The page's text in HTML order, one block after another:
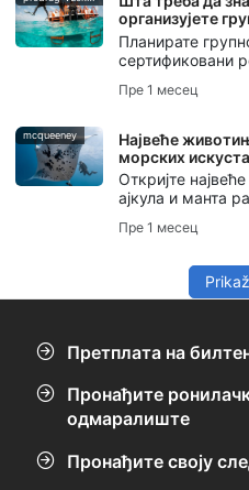
организујете
Планирате
сертификовани
планирања
Пре 1 месец
mcqueeney
Највеће
морских
Откријте
ајкула и манта
безбедна и
Пре 1 месец
Претплата на
Пронађите
одмаралиште
Пронађите своју